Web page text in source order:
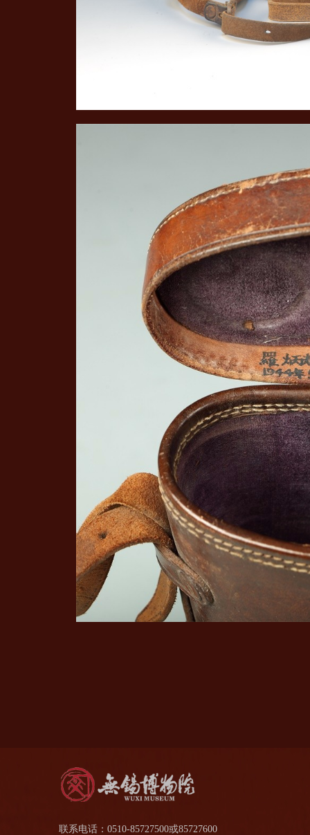
联系电话：0510-85727500或85727600